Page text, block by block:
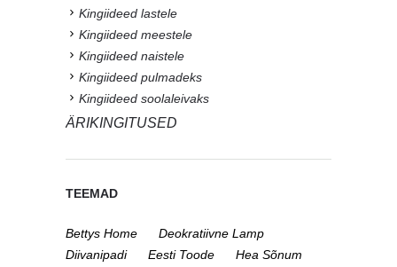
Kingiideed lastele
Kingiideed meestele
Kingiideed naistele
Kingiideed pulmadeks
Kingiideed soolaleivaks
ÄRIKINGITUSED
TEEMAD
Bettys Home
Deokratiivne Lamp
Diivanipadi
Eesti Toode
Hea Sõnum